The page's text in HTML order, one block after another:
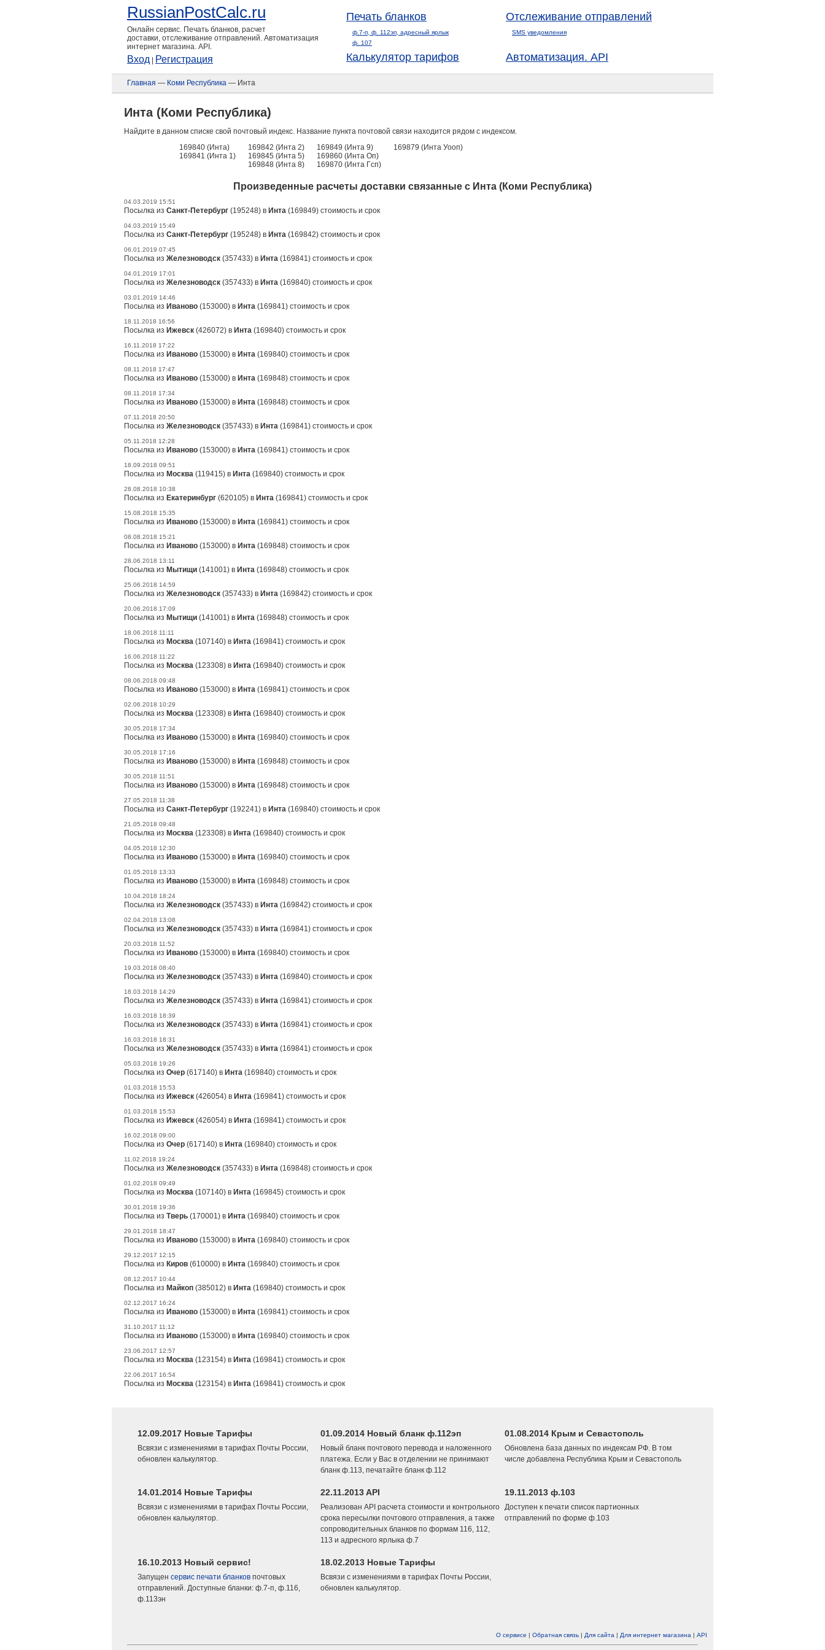
RussianPostCalc.ru
Онлайн сервис. Печать бланков, расчет
доставки, отслеживание отправлений. Автоматизация
интернет магазина. API.
Вход Регистрация
Печать бланков
ф.7-п, ф. 112эп, адресный ярлык
ф. 107
Отслеживание отправлений
SMS уведомления
Калькулятор тарифов Автоматизация. API
Главная — Коми Республика — Инта
Инта (Коми Республика)
Найдите в данном списке свой почтовый индекс. Название пункта почтовой связи находится рядом с индексом.
169840 (Инта)
169841 (Инта 1)
169842 (Инта 2)
169845 (Инта 5)
169848 (Инта 8)
169849 (Инта 9)
169860 (Инта Оп)
169870 (Инта Гсп)
169879 (Инта Уооп)
Произведенные расчеты доставки связанные с Инта (Коми Республика)
04.03.2019 15:51
Посылка из Санкт-Петербург (195248) в Инта (169849) стоимость и срок
04.03.2019 15:49
Посылка из Санкт-Петербург (195248) в Инта (169842) стоимость и срок
06.01.2019 07:45
Посылка из Железноводск (357433) в Инта (169841) стоимость и срок
04.01.2019 17:01
Посылка из Железноводск (357433) в Инта (169840) стоимость и срок
03.01.2019 14:46
Посылка из Иваново (153000) в Инта (169841) стоимость и срок
18.11.2018 16:56
Посылка из Ижевск (426072) в Инта (169840) стоимость и срок
16.11.2018 17:22
Посылка из Иваново (153000) в Инта (169840) стоимость и срок
08.11.2018 17:47
Посылка из Иваново (153000) в Инта (169848) стоимость и срок
08.11.2018 17:34
Посылка из Иваново (153000) в Инта (169848) стоимость и срок
07.11.2018 20:50
Посылка из Железноводск (357433) в Инта (169841) стоимость и срок
05.11.2018 12:28
Посылка из Иваново (153000) в Инта (169841) стоимость и срок
18.09.2018 09:51
Посылка из Москва (119415) в Инта (169840) стоимость и срок
28.08.2018 10:38
Посылка из Екатеринбург (620105) в Инта (169841) стоимость и срок
15.08.2018 15:35
Посылка из Иваново (153000) в Инта (169841) стоимость и срок
08.08.2018 15:21
Посылка из Иваново (153000) в Инта (169848) стоимость и срок
28.06.2018 13:11
Посылка из Мытищи (141001) в Инта (169848) стоимость и срок
25.06.2018 14:59
Посылка из Железноводск (357433) в Инта (169842) стоимость и срок
20.06.2018 17:09
Посылка из Мытищи (141001) в Инта (169848) стоимость и срок
18.06.2018 11:11
Посылка из Москва (107140) в Инта (169841) стоимость и срок
16.06.2018 11:22
Посылка из Москва (123308) в Инта (169840) стоимость и срок
08.06.2018 09:48
Посылка из Иваново (153000) в Инта (169841) стоимость и срок
02.06.2018 10:29
Посылка из Москва (123308) в Инта (169840) стоимость и срок
30.05.2018 17:34
Посылка из Иваново (153000) в Инта (169840) стоимость и срок
30.05.2018 17:16
Посылка из Иваново (153000) в Инта (169848) стоимость и срок
30.05.2018 11:51
Посылка из Иваново (153000) в Инта (169848) стоимость и срок
27.05.2018 11:38
Посылка из Санкт-Петербург (192241) в Инта (169840) стоимость и срок
21.05.2018 09:48
Посылка из Москва (123308) в Инта (169840) стоимость и срок
04.05.2018 12:30
Посылка из Иваново (153000) в Инта (169840) стоимость и срок
01.05.2018 13:33
Посылка из Иваново (153000) в Инта (169848) стоимость и срок
10.04.2018 18:24
Посылка из Железноводск (357433) в Инта (169842) стоимость и срок
02.04.2018 13:08
Посылка из Железноводск (357433) в Инта (169841) стоимость и срок
20.03.2018 11:52
Посылка из Иваново (153000) в Инта (169840) стоимость и срок
19.03.2018 08:40
Посылка из Железноводск (357433) в Инта (169840) стоимость и срок
18.03.2018 14:29
Посылка из Железноводск (357433) в Инта (169841) стоимость и срок
16.03.2018 18:39
Посылка из Железноводск (357433) в Инта (169841) стоимость и срок
16.03.2018 18:31
Посылка из Железноводск (357433) в Инта (169841) стоимость и срок
05.03.2018 19:26
Посылка из Очер (617140) в Инта (169840) стоимость и срок
01.03.2018 15:53
Посылка из Ижевск (426054) в Инта (169841) стоимость и срок
01.03.2018 15:53
Посылка из Ижевск (426054) в Инта (169841) стоимость и срок
16.02.2018 09:00
Посылка из Очер (617140) в Инта (169840) стоимость и срок
11.02.2018 19:24
Посылка из Железноводск (357433) в Инта (169848) стоимость и срок
01.02.2018 09:49
Посылка из Москва (107140) в Инта (169845) стоимость и срок
30.01.2018 19:36
Посылка из Тверь (170001) в Инта (169840) стоимость и срок
29.01.2018 18:47
Посылка из Иваново (153000) в Инта (169840) стоимость и срок
29.12.2017 12:15
Посылка из Киров (610000) в Инта (169840) стоимость и срок
08.12.2017 10:44
Посылка из Майкоп (385012) в Инта (169840) стоимость и срок
02.12.2017 16:24
Посылка из Иваново (153000) в Инта (169841) стоимость и срок
31.10.2017 11:12
Посылка из Иваново (153000) в Инта (169840) стоимость и срок
23.06.2017 12:57
Посылка из Москва (123154) в Инта (169841) стоимость и срок
22.06.2017 16:54
Посылка из Москва (123154) в Инта (169841) стоимость и срок
12.09.2017 Новые Тарифы
Всвязи с изменениями в тарифах Почты России,
обновлен калькулятор.
01.09.2014 Новый бланк ф.112эп
Новый бланк почтового перевода и наложенного
платежа. Если у Вас в отделении не принимают
бланк ф.113, печатайте бланк ф.112
01.08.2014 Крым и Севастополь
Обновлена база данных по индексам РФ. В том
числе добавлена Республика Крым и Севастополь
14.01.2014 Новые Тарифы
Всвязи с изменениями в тарифах Почты России,
обновлен калькулятор.
22.11.2013 API
Реализован API расчета стоимости и контрольного
срока пересылки почтового отправления, а также
сопроводительных бланков по формам 116, 112,
113 и адресного ярлыка ф.7
19.11.2013 ф.103
Доступен к печати список партионных
отправлений по форме ф.103
16.10.2013 Новый сервис!
Запущен сервис печати бланков почтовых
отправлений. Доступные бланки: ф.7-п, ф.116,
ф.113эн
18.02.2013 Новые Тарифы
Всвязи с изменениями в тарифах Почты России,
обновлен калькулятор.
О сервисе | Обратная связь | Для сайта | Для интернет магазина | API